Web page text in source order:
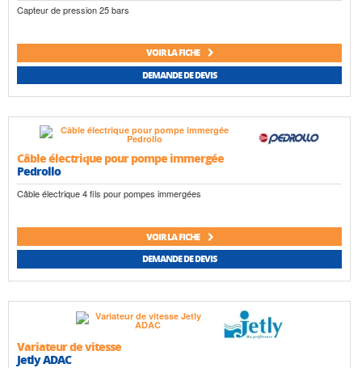
Capteur de pression 25 bars
VOIR LA FICHE
DEMANDE DE DEVIS
Câble électrique pour pompe immergée
Pedrollo
Câble électrique 4 fils pour pompes immergées
VOIR LA FICHE
DEMANDE DE DEVIS
Variateur de vitesse
Jetly ADAC